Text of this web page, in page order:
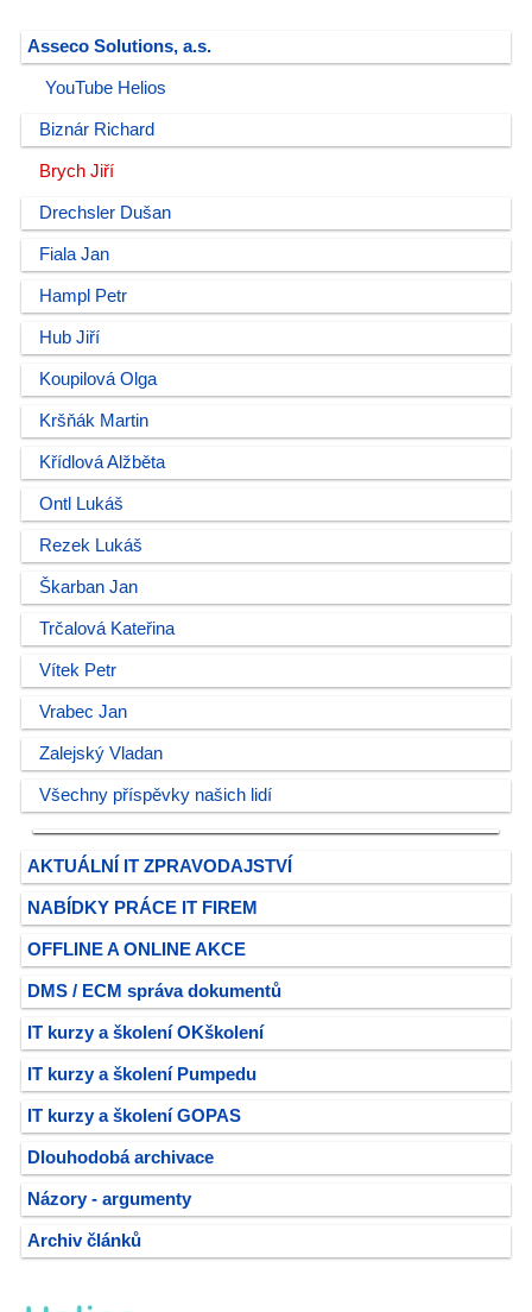
Asseco Solutions, a.s.
YouTube Helios
Biznár Richard
Brych Jiří
Drechsler Dušan
Fiala Jan
Hampl Petr
Hub Jiří
Koupilová Olga
Kršňák Martin
Křídlová Alžběta
Ontl Lukáš
Rezek Lukáš
Škarban Jan
Trčalová Kateřina
Vítek Petr
Vrabec Jan
Zalejský Vladan
Všechny příspěvky našich lidí
AKTUÁLNÍ IT ZPRAVODAJSTVÍ
NABÍDKY PRÁCE IT FIREM
OFFLINE A ONLINE AKCE
DMS / ECM správa dokumentů
IT kurzy a školení OKškolení
IT kurzy a školení Pumpedu
IT kurzy a školení GOPAS
Dlouhodobá archivace
Názory - argumenty
Archiv článků